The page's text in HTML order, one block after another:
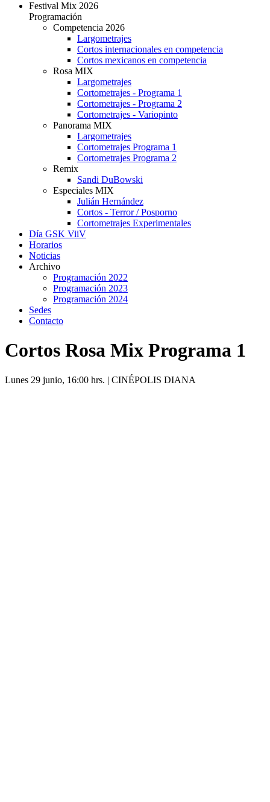
Festival Mix 2026
Programación
Competencia 2026
Largometrajes
Cortos internacionales en competencia
Cortos mexicanos en competencia
Rosa MIX
Largometrajes
Cortometrajes - Programa 1
Cortometrajes - Programa 2
Cortometrajes - Variopinto
Panorama MIX
Largometrajes
Cortometrajes Programa 1
Cortometrajes Programa 2
Remix
Sandi DuBowski
Especiales MIX
Julián Hernández
Cortos - Terror / Posporno
Cortometrajes Experimentales
Día GSK ViiV
Horarios
Noticias
Archivo
Programación 2022
Programación 2023
Programación 2024
Sedes
Contacto
Cortos Rosa Mix Programa 1
Lunes 29 junio, 16:00 hrs. | CINÉPOLIS DIANA